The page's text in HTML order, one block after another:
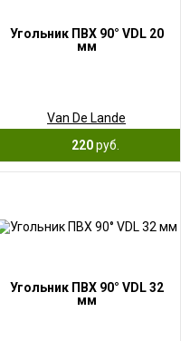
Угольник ПВХ 90° VDL 20
мм
Van De Lande
220руб.
Угольник ПВХ 90° VDL 32
мм